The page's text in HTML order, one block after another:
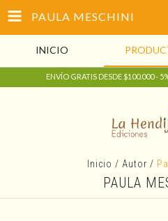
PAULA MESCHINI
INICIO
ENVÍO GRATIS DESDE $100.000 -
Inicio / Autor /
PAULA